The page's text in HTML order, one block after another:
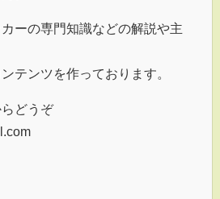
ーの専門知識などの解説や主
テンツを作っております。
どうぞ